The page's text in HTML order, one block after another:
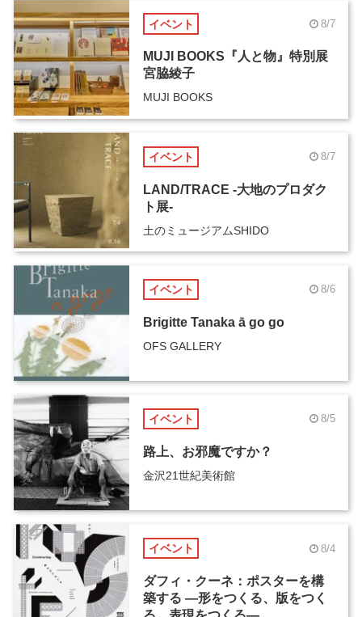
イベント 8/7
MUJI BOOKS『人と物』特別展
宮脇綾子
MUJI BOOKS
イベント 8/7
LAND/TRACE -大地のプロダク
ト展-
土のミュージアムSHIDO
イベント 8/6
Brigitte Tanaka ā go go
OFS GALLERY
イベント 8/5
路上、お邪魔ですか？
金沢21世紀美術館
イベント 8/4
ダフィ・クーネ：ポスターを構
築する ―形をつくる、版をつく